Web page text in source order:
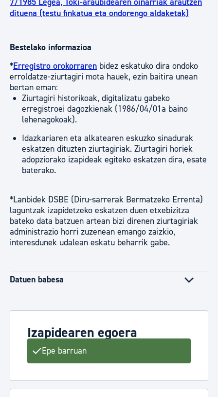
dituena (testu finkatua eta ondorengo aldaketak)
Bestelako informazioa
*Erregistro orokorraren bidez eskatuko dira ondoko
erroldatze-ziurtagiri mota hauek, ezin baitira unean
bertan eman:
Ziurtagiri historikoak, digitalizatu gabeko
erregistroei dagozkienak (1986/04/01a baino
lehenagokoak).
Idazkariaren eta alkatearen eskuzko sinadurak
eskatzen dituzten ziurtagiriak. Ziurtagiri horiek
adopziorako izapideak egiteko eskatzen dira, esate
baterako.
*Lanbidek DSBE (Diru-sarrerak Bermatzeko Errenta)
laguntzak izapidetzeko eskatzen duen etxebizitza
bateko data batzuen artean bizi direnen ziurtagiriak
administrazio horri zuzenean emango zaizkio,
interesdunek udalean eskatu beharrik gabe.
Datuen babesa
Izapidearen egoera
Epe barruan